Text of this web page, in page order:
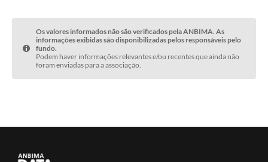
Os valores informados não são verificados pela ANBIMA. As
informações exibidas são disponibilizadas pelos responsáveis pelo
fundo.
Podem haver informações relevantes e/ou recentes que ainda não
foram enviadas para a associação.